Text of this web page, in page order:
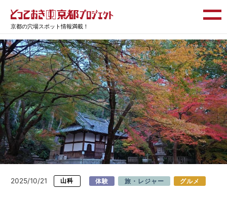
京都の穴場スポット情報満載！
2025/10/21 山科 体験 旅・レジャー グルメ